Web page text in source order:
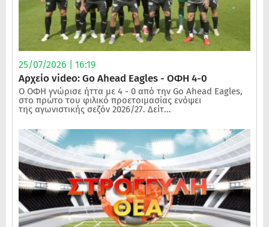
25/07/2026 | 16:19
Αρχείο video: Go Ahead Eagles - ΟΦΗ 4-0
Ο ΟΦΗ γνώρισε ήττα με 4 - 0 από την Go Ahead Eagles,
στο πρώτο του φιλικό προετοιμασίας ενόψει
της αγωνιστικής σεζόν 2026/27. Δείτ...